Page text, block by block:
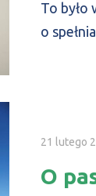
To było
o
21 lutego
O